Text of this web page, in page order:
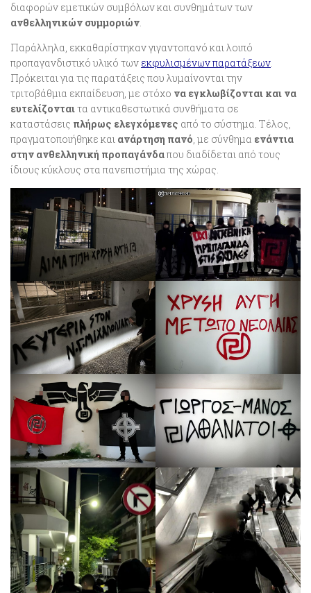
διαφορών εμετικών συμβόλων και συνθημάτων των
ανθελληνικών συμμοριών.
Παράλληλα, εκκαθαρίστηκαν γιγαντοπανό και λοιπό
προπαγανδιστικό υλικό των εκφυλισμένων παρατάξεων.
Πρόκειται για τις παρατάξεις που λυμαίνονται την
τριτοβάθμια εκπαίδευση, με στόχο να εγκλωβίζονται και να
ευτελίζονταιτα αντικαθεστωτικά συνθήματα σε
καταστάσεις πλήρως ελεγχόμενες από το σύστημα. Τέλος,
πραγματοποιήθηκε και ανάρτηση πανό, με σύνθημα ενάντια
στην ανθελληνική προπαγάνδαπου διαδίδεται από τους
ίδιους κύκλους στα πανεπιστήμια της χώρας.